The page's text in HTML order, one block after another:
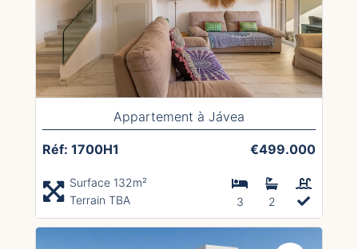
Appartement à Jávea
Réf: 1700H1 €499.000
Surface 132m²
Terrain TBA
3 2